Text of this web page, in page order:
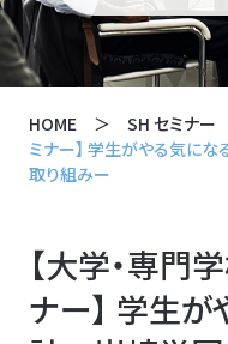
HOME SH セミナー
ミナー】 学生がやる気に
取り組みー
【大学・専門
ナー】 学生